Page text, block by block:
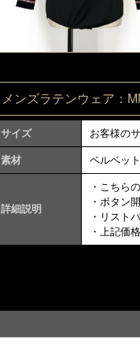
メンズラテンウェア：
サイズ お客様の
素材 ベルベッ
詳細説明
・こちら
・ボタン
・リスト
・上記価